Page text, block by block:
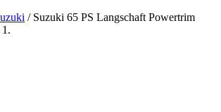
/ Suzuki 65 PS Langschaft Powertrim